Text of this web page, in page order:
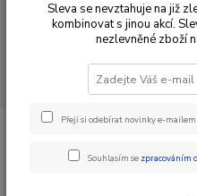
Jízdní kola
Sleva se nevztahuje na již
kombinovat s jinou akcí.
nezlevněné zboží
Přeji si odebírat novinky e-
Souhlasím se zpracováním